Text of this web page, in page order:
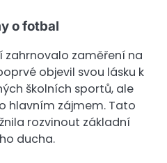
o fotbal
zahrnovalo zaměření na
objevil svou lásku k
školních sportů, ale
hlavním zájmem. Tato
rozvinout základní
ducha.